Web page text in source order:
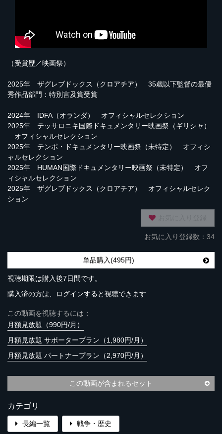
（受賞歴／映画祭）
2025年 ザグレブドックス（クロアチア） 35歳以下監督の最優
秀作品部門：特別言及賞受賞
2024年 IDFA（オランダ） オフィシャルセレクション
2025年 テッサロニキ国際ドキュメンタリー映画祭（ギリシャ）
オフィシャルセレクション
2025年 テンポ・ドキュメンタリー映画祭（未特定） オフィシ
ャルセレクション
2025年 HUMAN国際ドキュメンタリー映画祭（未特定） オフ
ィシャルセレクション
2025年 ザグレブドックス（クロアチア） オフィシャルセレク
ション
お気に入り登録数：34
単品購入(495円)
視聴期限は購入後7日間です。
購入済の方は、ログインすると視聴できます
この動画を視聴するには：
月額見放題（990円/月）
月額見放題 サポータープラン（1,980円/月）
月額見放題 パートナープラン（2,970円/月）
この動画が含まれるセット
カテゴリ
長編一覧 戦争・歴史